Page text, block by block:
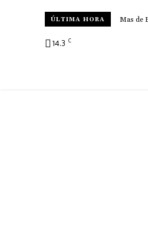
ÚLTIMA HORA Mas de
14.3 C